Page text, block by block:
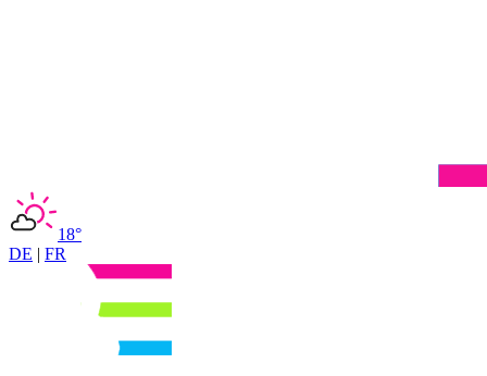
18°
DE | FR